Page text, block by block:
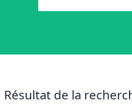
Résultat de la